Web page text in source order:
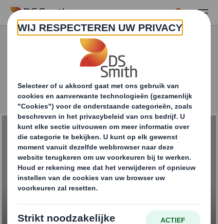
Skip to main content
Waar kunnen we u vandaag mee helpen?
Sluiten